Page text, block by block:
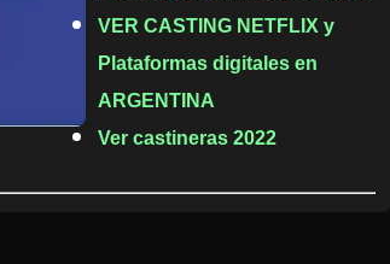
VER CASTING NETFLIX y
Plataformas digitales en
ARGENTINA
Ver castineras 2022